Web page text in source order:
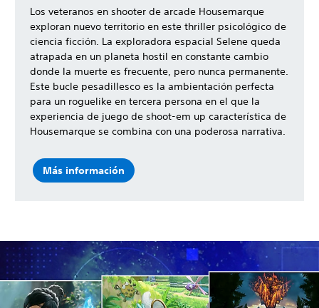
Los veteranos en shooter de arcade Housemarque
exploran nuevo territorio en este thriller psicológico de
ciencia ficción. La exploradora espacial Selene queda
atrapada en un planeta hostil en constante cambio
donde la muerte es frecuente, pero nunca permanente.
Este bucle pesadillesco es la ambientación perfecta
para un roguelike en tercera persona en el que la
experiencia de juego de shoot-em up característica de
Housemarque se combina con una poderosa narrativa.
Más información